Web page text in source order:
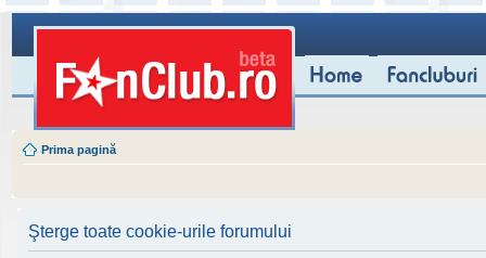
Prima pagină
Şterge toate cookie-urile forumului